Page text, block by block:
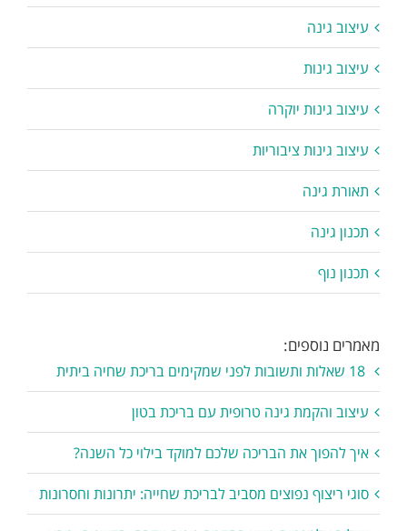
עיצוב גינה
עיצוב גינות
עיצוב גינות יוקרה
עיצוב גינות ציבוריות
תאורת גינה
תכנון גינה
תכנון נוף
מאמרים נוספים:
עיצוב והקמת גינה טרופית עם בריכת בטון
איך להפוך את הבריכה שלכם למוקד בילוי כל השנה?
סוגי ריצוף נפוצים מסביב לבריכת שחייה: יתרונות וחסרונות